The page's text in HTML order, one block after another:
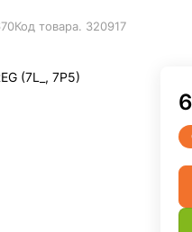
Код товара. 320917
(7L_, 7P5)